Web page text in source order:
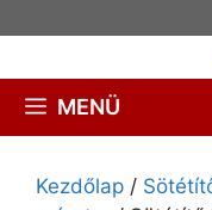
MENÜ
Kezdőlap /